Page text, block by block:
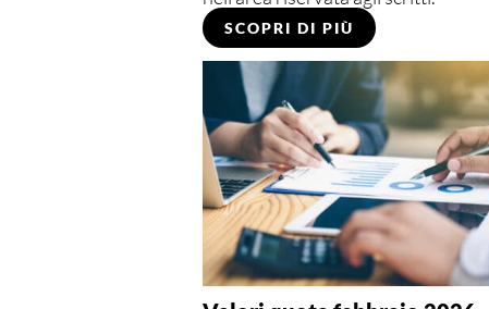
SCOPRI DI PIÙ